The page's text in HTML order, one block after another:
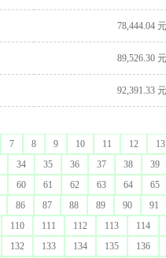
78,444.04 元
89,526.30 元
92,391.33 元
7 8 9 10 11 12 13
34 35 36 37 38 39
60 61 62 63 64 65
86 87 88 89 90 91
110 111 112 113 114
132 133 134 135 136